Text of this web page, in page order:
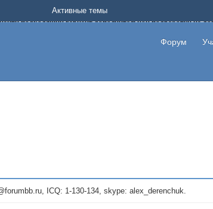
подходящий вариант дополнительной подработки на
то указывайте в теме что это лохотрон, чтобы другие
объявления со своими пригласительными
Форум
Активные темы
ICQ: 1-130-134, skype: alex_derenchuk.